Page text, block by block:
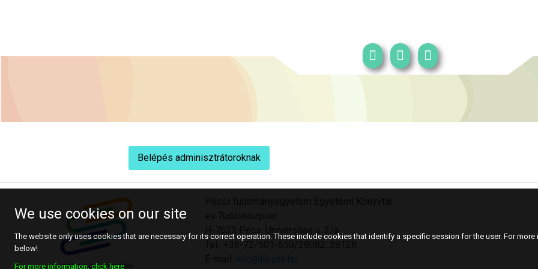
Belépés adminisztrátoroknak
Tel.: +36-72/501-650/28082, 28128
We use cookies on our site
The website only uses cookies that are necessary for its correct operation. These include cookies that identify a specific session for the user. For
below!
For more information, click here